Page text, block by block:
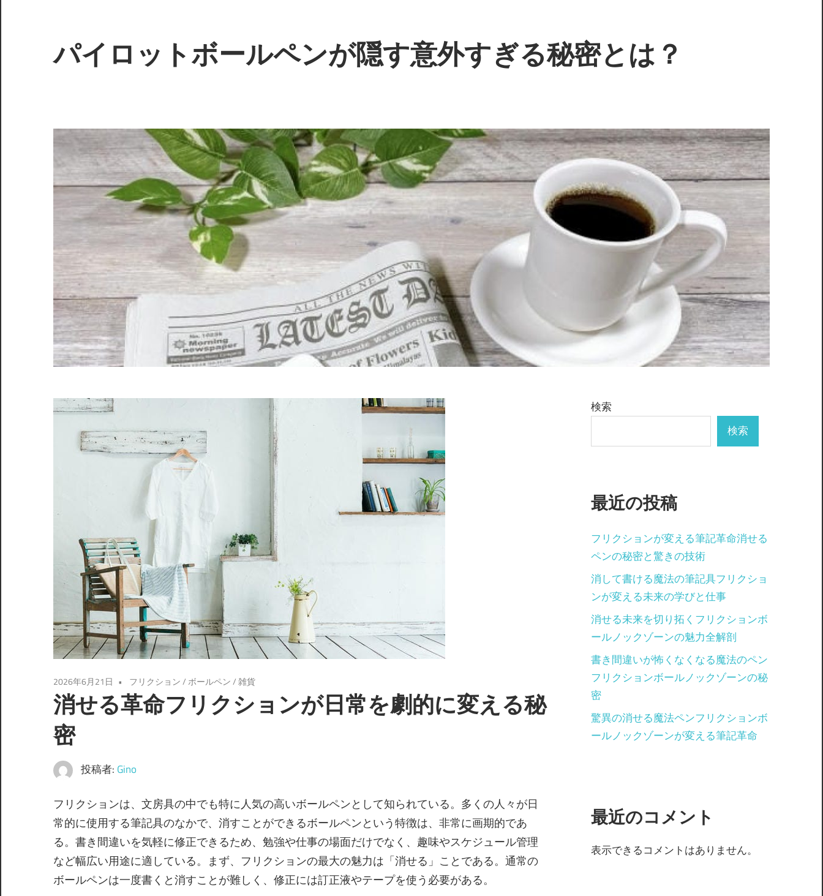
テ
ン
キ
ッ
プ
パイロットボールペンが隠す意外すぎる秘密とは？
2026年6月21日 フリクション/ボールペン/雑貨
消せる革命フリクションが日常を劇的に変える秘
密
投稿者: Gino
フリクションは、文房具の中でも特に人気の高いボールペンとして知られている。 多くの人々が日
常的に使用する筆記具のなかで、消すことができるボールペンという特徴は、非常に画期的であ
る。書き間違いを気軽に修正できるため、勉強や仕事の場面だけでなく、趣味やスケジュール管理
など幅広い用途に適している。まず、フリクションの最大の魅力は「消せる」ことである。通常の
ボールペンは一度書くと消すことが難しく、修正には訂正液やテープを使う必要がある。
検索
検索
最近の投稿
フリクションが変える筆記革命消せる
ペンの秘密と驚きの技術
消して書ける魔法の筆記具フリクショ
ンが変える未来の学びと仕事
消せる未来を切り拓くフリクションボ
ールノックゾーンの魅力全解剖
書き間違いが怖くなくなる魔法のペン
フリクションボールノックゾーンの秘
密
驚異の消せる魔法ペンフリクションボ
ールノックゾーンが変える筆記革命
最近のコメント
表示できるコメントはありません。